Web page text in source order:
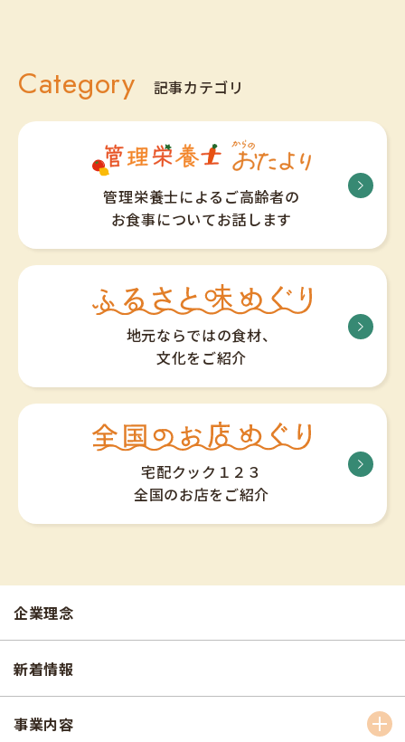
Category 記事カテゴリ
管理栄養士によるご高齢者の
お食事についてお話します
地元ならではの食材、
文化をご紹介
宅配クック１２３
全国のお店をご紹介
企業理念
新着情報
事業内容